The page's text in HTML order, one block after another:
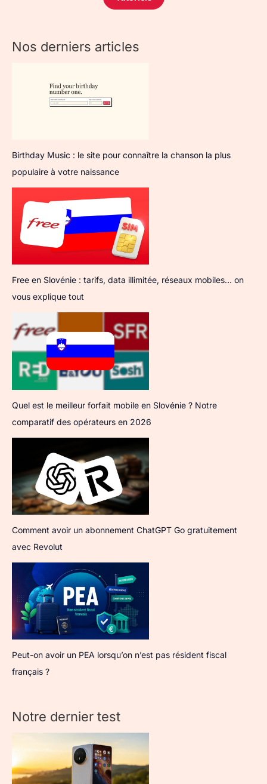
Nos derniers articles
Birthday Music : le site pour connaître la chanson la plus
populaire à votre naissance
Free en Slovénie : tarifs, data illimitée, réseaux mobiles… on
vous explique tout
Quel est le meilleur forfait mobile en Slovénie ? Notre
comparatif des opérateurs en 2026
Comment avoir un abonnement ChatGPT Go gratuitement
avec Revolut
Peut-on avoir un PEA lorsqu’on n’est pas résident fiscal
français ?
Notre dernier test